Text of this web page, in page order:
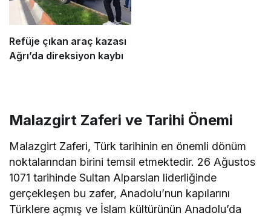
Refüje çıkan araç kazası
Ağrı’da direksiyon kaybı
Malazgirt Zaferi ve Tarihi Önemi
Malazgirt Zaferi, Türk tarihinin en önemli dönüm
noktalarından birini temsil etmektedir. 26 Ağustos
1071 tarihinde Sultan Alparslan liderliğinde
gerçekleşen bu zafer, Anadolu’nun kapılarını
Türklere açmış ve İslam kültürünün Anadolu’da